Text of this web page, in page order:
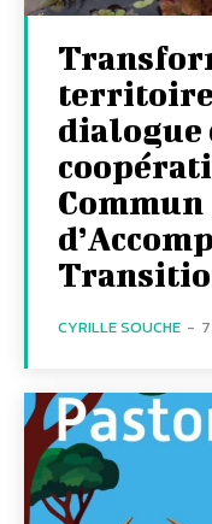
dialogue
Commun
CYRILLE SOUCHE -